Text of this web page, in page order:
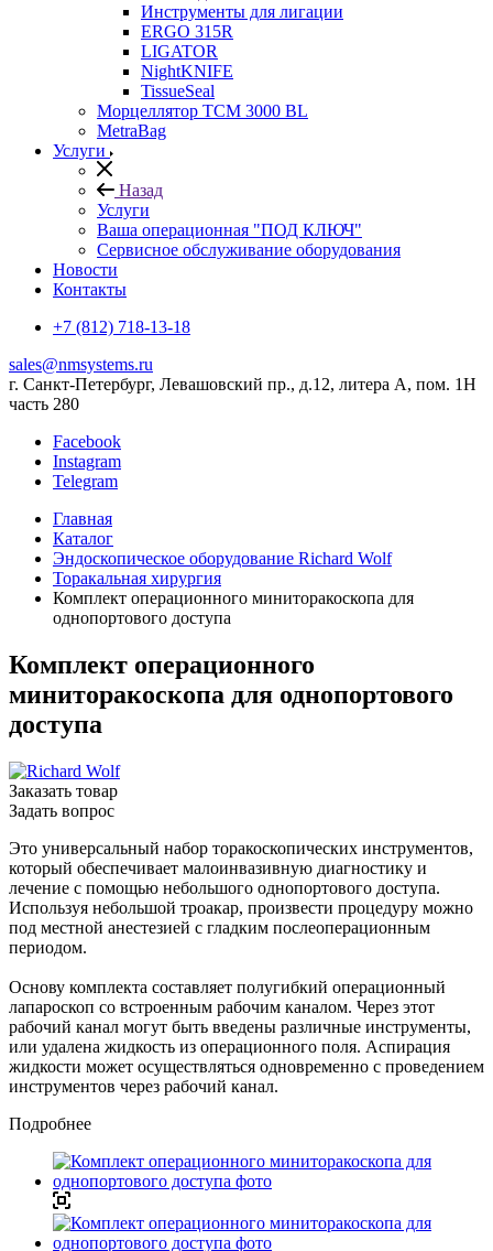
Инструменты для лигации
ERGO 315R
LIGATOR
NightKNIFE
TissueSeal
Морцеллятор ТСМ 3000 BL
MetraBag
Услуги
Назад
Услуги
Ваша операционная "ПОД КЛЮЧ"
Сервисное обслуживание оборудования
Новости
Контакты
+7 (812) 718-13-18
sales@nmsystems.ru
г. Санкт-Петербург, Левашовский пр., д.12, литера А, пом. 1Н
часть 280
Facebook
Instagram
Telegram
Главная
Каталог
Эндоскопическое оборудование Richard Wolf
Торакальная хирургия
Комплект операционного миниторакоскопа для
однопортового доступа
Комплект операционного
миниторакоскопа для однопортового
доступа
Заказать товар
Задать вопрос
Это универсальный набор торакоскопических инструментов,
который обеспечивает малоинвазивную диагностику и
лечение с помощью небольшого однопортового доступа.
Используя небольшой троакар, произвести процедуру можно
под местной анестезией с гладким послеоперационным
периодом.
Основу комплекта составляет полугибкий операционный
лапароскоп со встроенным рабочим каналом. Через этот
рабочий канал могут быть введены различные инструменты,
или удалена жидкость из операционного поля. Аспирация
жидкости может осуществляться одновременно с проведением
инструментов через рабочий канал.
Подробнее